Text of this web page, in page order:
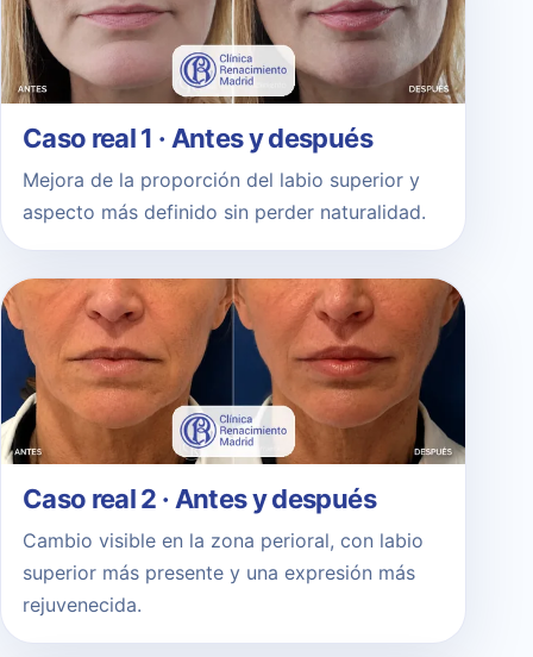
Caso real 1 · Antes y después
Mejora de la proporción del labio superior y
aspecto más definido sin perder naturalidad.
Caso real 2 · Antes y después
Cambio visible en la zona perioral, con labio
superior más presente y una expresión más
rejuvenecida.